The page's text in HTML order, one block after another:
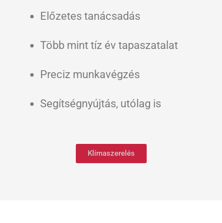
Előzetes tanácsadás
Több mint tíz év tapaszatalat
Preciz munkavégzés
Segítségnyújtás, utólag is
Klímaszerelés